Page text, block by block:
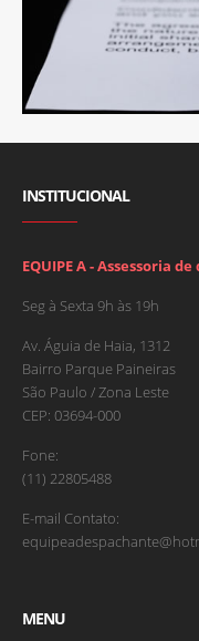
INSTITUCIONAL
EQUIPE A - Assessoria
Seg à Sexta 9h às 19h
Av. Águia de Haia, 1312
Bairro Parque Paineiras
São Paulo / Zona Leste
CEP: 03694-000
Fone:
(11) 22805488
E-mail Contato:
MENU